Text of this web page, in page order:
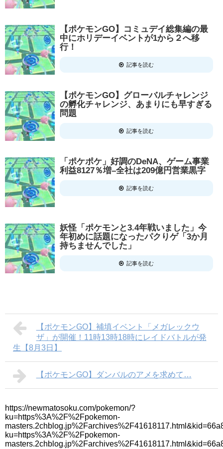
【ポケモンGO】コミュデイ総集編の最
中にホリデーイベントが1から２へ移
行！
記事を読む
【ポケモンGO】グローバルチャレンジ
の孵化チャレンジ、あまりにも早すぎる
問題
記事を読む
「ポケポケ」好調のDeNA、ゲーム事業
利益8127％増–全社は209億円営業黒字
記事を読む
妖怪「ポケモンと3.4年戦いました」今
年初めに話題になったパクりゲ「3か月
持ちませんでした」
記事を読む
【ポケモンGO】補填イベント「メガレックウ
ザ」が開催！11時13時18時にレイドバトルが発
生【8月3日】
【ポケモンGO】ダンバルのアメを求めて…
https://newmatosoku.com/pokemon/?
ku=https%3A%2F%2Fpokemon-
ku=https%3A%2F%2Fpokemon-